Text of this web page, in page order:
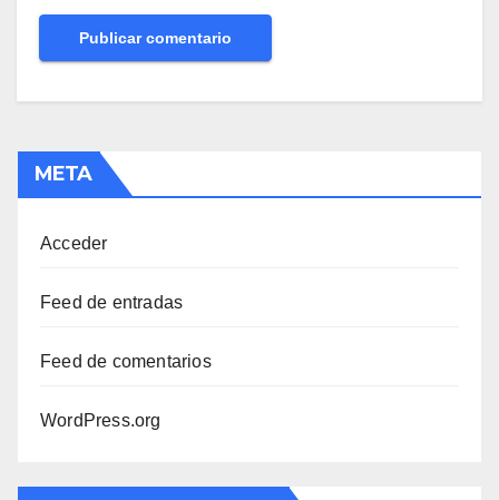
META
Acceder
Feed de entradas
Feed de comentarios
WordPress.org